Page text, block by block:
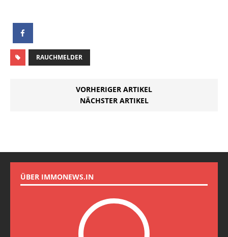
RAUCHMELDER
VORHERIGER ARTIKEL
NÄCHSTER ARTIKEL
ÜBER IMMONEWS.IN